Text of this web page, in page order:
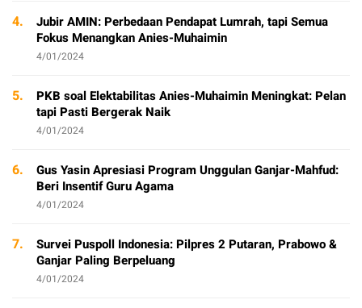
4.
Jubir AMIN: Perbedaan Pendapat Lumrah, tapi Semua
Fokus Menangkan Anies-Muhaimin
4/01/2024
5.
PKB soal Elektabilitas Anies-Muhaimin Meningkat: Pelan
tapi Pasti Bergerak Naik
4/01/2024
6.
Gus Yasin Apresiasi Program Unggulan Ganjar-Mahfud:
Beri Insentif Guru Agama
4/01/2024
7.
Survei Puspoll Indonesia: Pilpres 2 Putaran, Prabowo &
Ganjar Paling Berpeluang
4/01/2024